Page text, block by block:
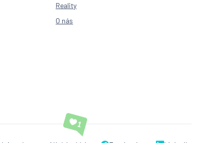
Reality
O nás